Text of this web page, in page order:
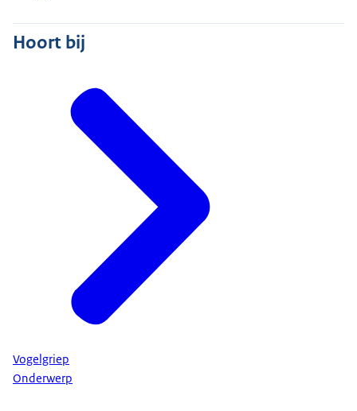
Hoort bij
Vogelgriep
Onderwerp